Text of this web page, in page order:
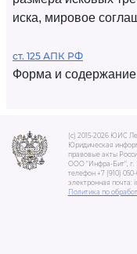
иска, мировое
ст. 125 АПК РФ
Форма и содержание
(c) 2015-2026 ЮИС
Юридическая
правовые акты
ООО "Инфра-Бит", г.
телефон +7 (910)
электронная почта:
Политика по